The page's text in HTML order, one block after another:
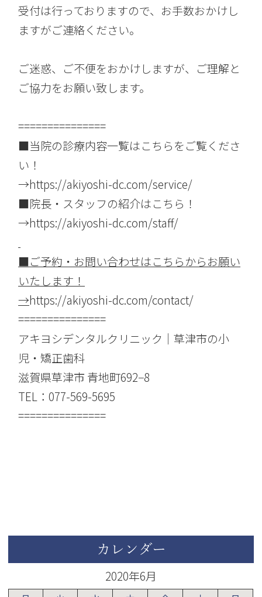
受付は行っておりますので、お手数おかけし
ますがご連絡ください。
ご迷惑、ご不便をおかけしますが、ご理解と
ご協力をお願い致します。
===============
■当院の診療内容一覧はこちらをご覧くださ
い！
→https://akiyoshi-dc.com/service/
■院長・スタッフの紹介はこちら！
→https://akiyoshi-dc.com/staff/
■ご予約・お問い合わせはこちらからお願い
いたします！
→https://akiyoshi-dc.com/contact/
===============
アキヨシデンタルクリニック｜草津市の小
児・矯正歯科
滋賀県草津市 青地町692−8
TEL：077-569-5695
===============
カレンダー
2020年6月